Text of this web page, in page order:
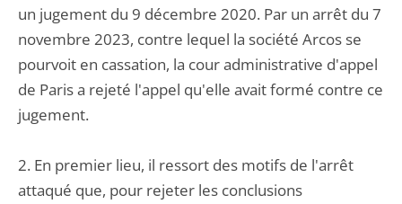
un jugement du 9 décembre 2020. Par un arrêt du 7
novembre 2023, contre lequel la société Arcos se
pourvoit en cassation, la cour administrative d'appel
de Paris a rejeté l'appel qu'elle avait formé contre ce
jugement.
2. En premier lieu, il ressort des motifs de l'arrêt
attaqué que, pour rejeter les conclusions